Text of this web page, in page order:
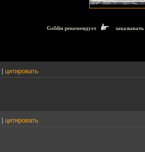
Goblin рекомендует заказывать
цитировать
цитировать